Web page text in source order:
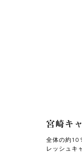
宮崎キ
全体の約10
レッシュキ